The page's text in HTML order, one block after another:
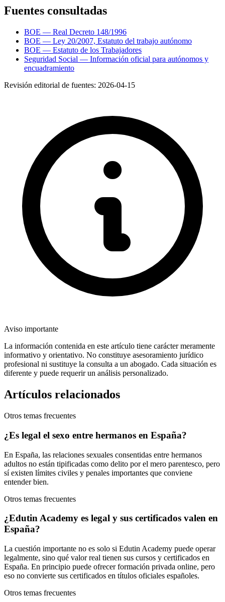
Fuentes consultadas
BOE — Real Decreto 148/1996
BOE — Ley 20/2007, Estatuto del trabajo autónomo
BOE — Estatuto de los Trabajadores
Seguridad Social — Información oficial para autónomos y
encuadramiento
Revisión editorial de fuentes: 2026-04-15
Aviso importante
La información contenida en este artículo tiene carácter meramente
informativo y orientativo. No constituye asesoramiento jurídico
profesional ni sustituye la consulta a un abogado. Cada situación es
diferente y puede requerir un análisis personalizado.
Artículos relacionados
Otros temas frecuentes
¿Es legal el sexo entre hermanos en España?
En España, las relaciones sexuales consentidas entre hermanos
adultos no están tipificadas como delito por el mero parentesco, pero
sí existen límites civiles y penales importantes que conviene
entender bien.
Otros temas frecuentes
¿Edutin Academy es legal y sus certificados valen en
España?
La cuestión importante no es solo si Edutin Academy puede operar
legalmente, sino qué valor real tienen sus cursos y certificados en
España. En principio puede ofrecer formación privada online, pero
eso no convierte sus certificados en títulos oficiales españoles.
Otros temas frecuentes